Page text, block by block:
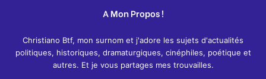
A Mon Propos !
Christiano Btf, mon surnom et j'adore les sujets d'actualités
politiques, historiques, dramaturgiques, cinéphiles, poétique et
autres. Et je vous partages mes trouvailles.